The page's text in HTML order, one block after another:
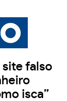
site falso
isca”